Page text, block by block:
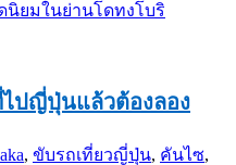
ปญี่ปุ่นแล้วต้องลอง
, ขับรถเที่ยวญี่ปุ่น, คันไซ,